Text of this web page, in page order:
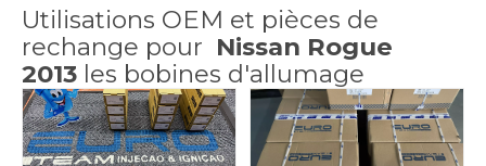
Utilisations OEM et pièces de
rechange pour Nissan Rogue
2013 les bobines d'allumage